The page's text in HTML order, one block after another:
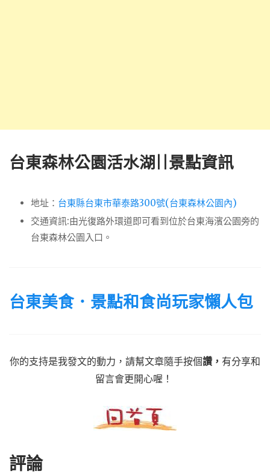
台東森林公園活水湖||景點資訊
地址： 台東縣台東市華泰路300號(台東森林公園內)
交通資訊:由光復路外環道即可看到位於台東海濱公園旁的
台東森林公園入口。
台東美食．景點和食尚玩家懶人包
你的支持是我發文的動力，請幫文章隨手按個讚， 有分享和
留言會更開心喔！
評論